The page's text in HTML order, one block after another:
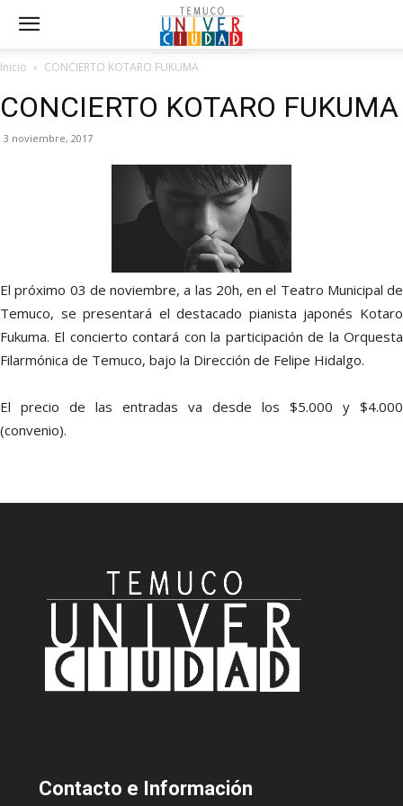
Inicio CONCIERTO KOTARO FUKUMA
CONCIERTO KOTARO FUKUMA
3 noviembre, 2017
El próximo 03 de noviembre, a las 20h, en el Teatro Municipal de
Temuco, se presentará el destacado pianista japonés Kotaro
Fukuma. El concierto contará con la participación de la Orquesta
Filarmónica de Temuco, bajo la Dirección de Felipe Hidalgo.
El precio de las entradas va desde los $5.000 y $4.000
(convenio).
Contacto e Información